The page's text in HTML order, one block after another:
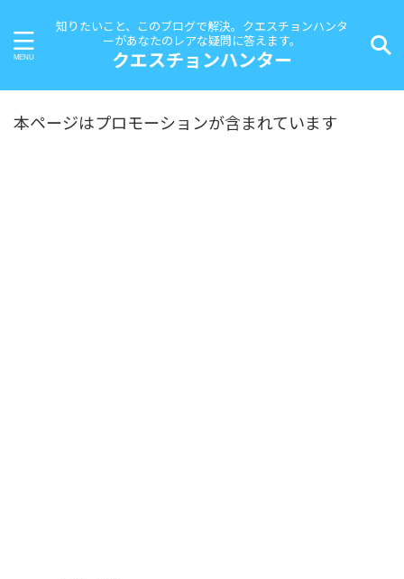
知りたいこと、このブログで解決。クエスチョンハンタ
ーがあなたのレアな疑問に答えます。
クエスチョンハンター
本ページはプロモーションが含まれています